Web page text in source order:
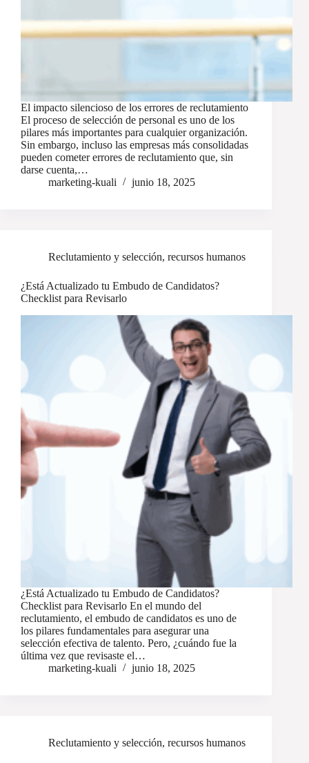
El impacto silencioso de los errores de reclutamiento
El proceso de selección de personal es uno de los
pilares más importantes para cualquier organización.
Sin embargo, incluso las empresas más consolidadas
pueden cometer errores de reclutamiento que, sin
darse cuenta,…
marketing-kuali
junio 18, 2025
Reclutamiento y selección, recursos humanos
¿Está Actualizado tu Embudo de Candidatos?
Checklist para Revisarlo
¿Está Actualizado tu Embudo de Candidatos?
Checklist para Revisarlo En el mundo del
reclutamiento, el embudo de candidatos es uno de
los pilares fundamentales para asegurar una
selección efectiva de talento. Pero, ¿cuándo fue la
última vez que revisaste el…
marketing-kuali
junio 18, 2025
Reclutamiento y selección, recursos humanos